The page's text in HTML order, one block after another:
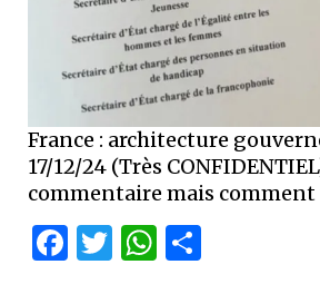
France : architecture
17/12/24 (Très
commentaire mais comment
Facebook
Twitter
WhatsApp